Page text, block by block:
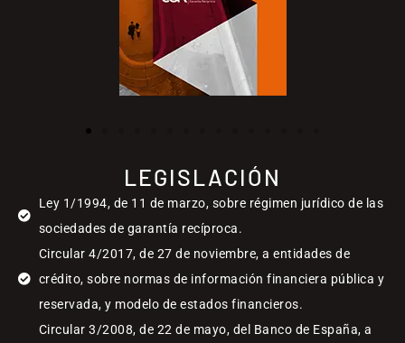
LEGISLACIÓN
Ley 1/1994, de 11 de marzo, sobre régimen jurídico de las
sociedades de garantía recíproca.
Circular 4/2017, de 27 de noviembre, a entidades de
crédito, sobre normas de información financiera pública y
reservada, y modelo de estados financieros.
Circular 3/2008, de 22 de mayo, del Banco de España, a